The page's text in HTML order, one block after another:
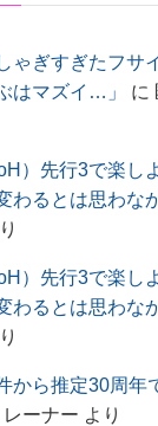
ゃぎすぎたフサ
はマズイ…」
に
）先行3で楽し
わるとは思わな
）先行3で楽し
わるとは思わな
から推定30周
ーナー より